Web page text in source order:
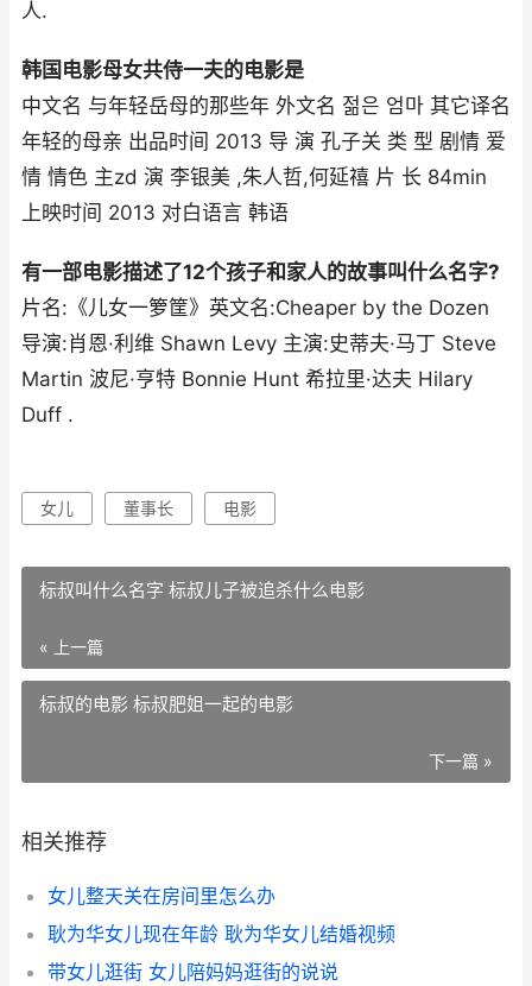
人.
韩国电影母女共侍一夫的电影是
中文名 与年轻岳母的那些年 外文名 젊은 엄마 其它译名
年轻的母亲 出品时间 2013 导 演 孔子关 类 型 剧情 爱
情 情色 主zd 演 李银美 ,朱人哲,何延禧 片 长 84min
上映时间 2013 对白语言 韩语
有一部电影描述了12个孩子和家人的故事叫什么名字?
片名:《儿女一箩筐》英文名:Cheaper by the Dozen
导演:肖恩·利维 Shawn Levy 主演:史蒂夫·马丁 Steve
Martin 波尼·亨特 Bonnie Hunt 希拉里·达夫 Hilary
Duff .
女儿 董事长 电影
标叔叫什么名字 标叔儿子被追杀什么电影
« 上一篇
标叔的电影 标叔肥姐一起的电影
下一篇 »
相关推荐
女儿整天关在房间里怎么办
耿为华女儿现在年龄 耿为华女儿结婚视频
带女儿逛街 女儿陪妈妈逛街的说说